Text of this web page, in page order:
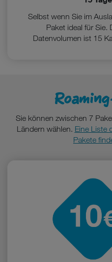
Selbst wenn Sie im
Paket ideal für Sie.
Datenvolumen ist 15
Sie können zwischen 7
Ländern wählen. Eine Liste
Pakete
Datenschutzniveau wie in der
(z.B. Data Privacy
Unternehmen behandelt.
Wenn Sie „Nur notwendige